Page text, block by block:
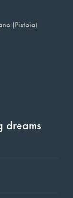
(Pistoia)
dreams